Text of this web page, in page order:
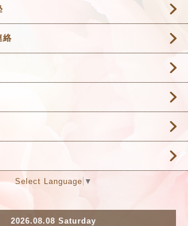
絡
Select Language ▼
2026.08.08 Saturday